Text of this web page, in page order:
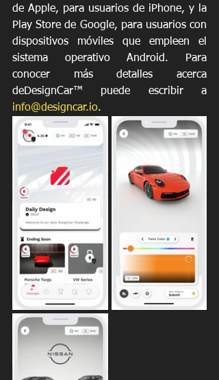
de Apple, para usuarios de iPhone, y la
Play Store de Google, para usuarios con
dispositivos móviles que empleen el
sistema operativo Android. Para
conocer más detalles acerca
info@designcar.io.